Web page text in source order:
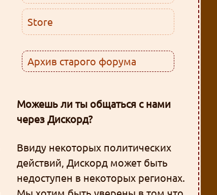
Store
Архив старого форума
Можешь ли ты общаться с нами
через Дискорд?
Ввиду некоторых политических
действий, Дискорд может быть
недоступен в некоторых регионах.